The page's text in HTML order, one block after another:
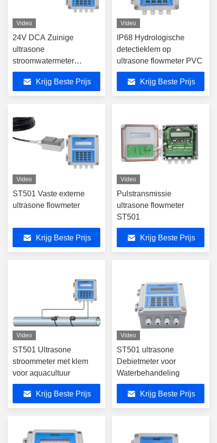
Video
24V DCA Zuinige
ultrasone
stroomwatermeter
Handig te bedienen
Krijg Beste Prijs
Video
IP68 Hydrologische
detectieklem op
ultrasone flowmeter PVC
Krijg Beste Prijs
Video
ST501 Vaste externe
ultrasone flowmeter
Krijg Beste Prijs
Video
Pulstransmissie
ultrasone flowmeter
ST501
Krijg Beste Prijs
Video
ST501 Ultrasone
stroommeter met klem
voor aquacultuur
Krijg Beste Prijs
Video
ST501 ultrasone
Debietmeter voor
Waterbehandeling
Krijg Beste Prijs